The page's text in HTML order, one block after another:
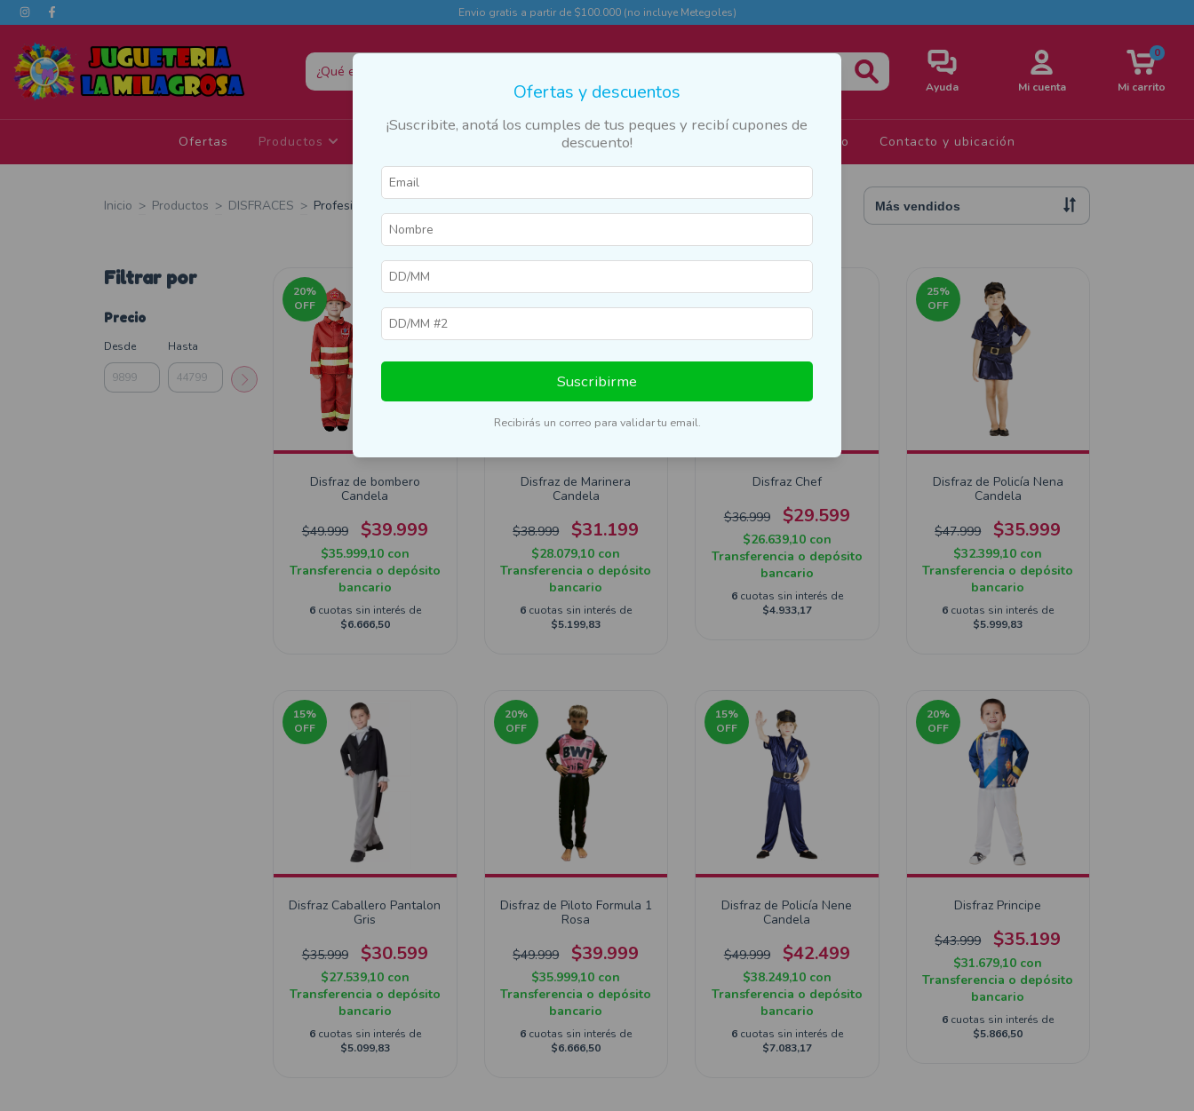
Envio gratis a partir de $100.000 (no incluye Metegoles)
Ayuda Mi cuenta Mi carrito
0
Ofertas Productos Marcas y franquicias Guias de Uso Contacto y ubicación
Inicio > Productos > DISFRACES > Profesiones
Filtrar por
Precio
Desde Hasta
20%
OFF
Disfraz de bombero
Candela
$49.999 $39.999
$35.999,10 con
Transferencia o depósito
bancario
6 cuotas sin interés de
$6.666,50
20%
OFF
Disfraz de Marinera
Candela
$38.999 $31.199
$28.079,10 con
Transferencia o depósito
bancario
6 cuotas sin interés de
$5.199,83
20%
OFF
Disfraz Chef
$36.999 $29.599
$26.639,10 con
Transferencia o depósito
bancario
6 cuotas sin interés de
$4.933,17
25%
OFF
Disfraz de Policía Nena
Candela
$47.999 $35.999
$32.399,10 con
Transferencia o depósito
bancario
6 cuotas sin interés de
$5.999,83
15%
OFF
Disfraz Caballero Pantalon
Gris
$35.999 $30.599
$27.539,10 con
Transferencia o depósito
bancario
6 cuotas sin interés de
$5.099,83
20%
OFF
Disfraz de Piloto Formula 1
Rosa
$49.999 $39.999
$35.999,10 con
Transferencia o depósito
bancario
6 cuotas sin interés de
$6.666,50
15%
OFF
Disfraz de Policía Nene
Candela
$49.999 $42.499
$38.249,10 con
Transferencia o depósito
bancario
6 cuotas sin interés de
$7.083,17
20%
OFF
Disfraz Principe
$43.999 $35.199
$31.679,10 con
Transferencia o depósito
bancario
6 cuotas sin interés de
$5.866,50
Ofertas y descuentos
¡Suscribite, anotá los cumples de tus peques y recibí cupones de
descuento!
Suscribirme
Recibirás un correo para validar tu email.